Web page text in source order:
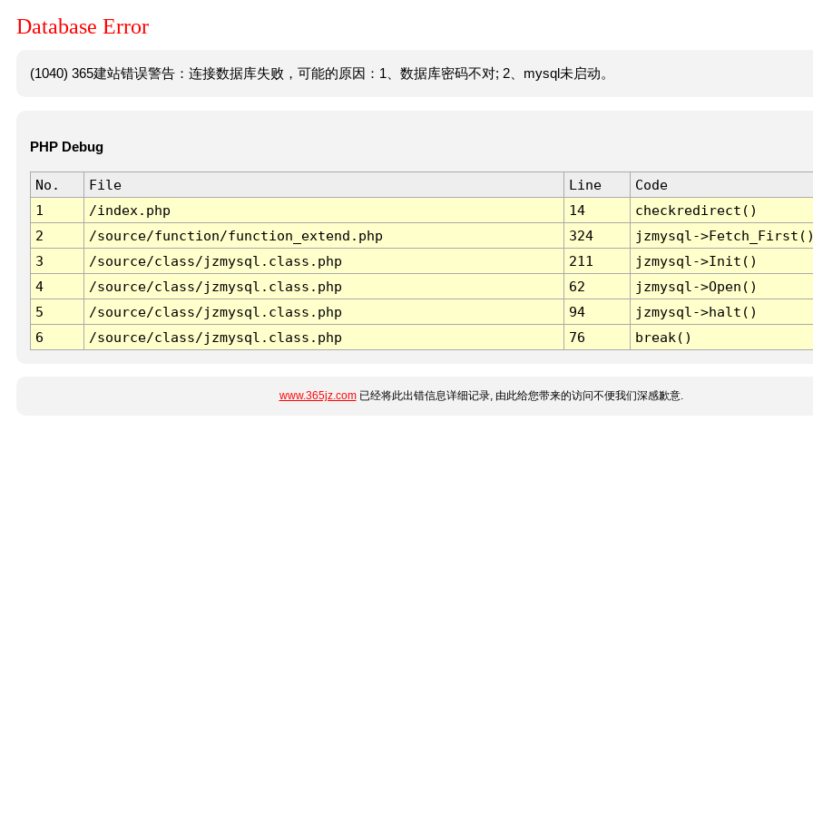
Database Error
(1040) 365建站错误警告：连接数据库失败，可能的原因：1、数据库密码不对; 2、mysql未启动。
PHP Debug
No. File Line
Code
1
/index.php 14
checkredirect()
2
/source/function/function_extend.php 324
jzmysql-
3
/source/class/jzmysql.class.php 211
jzmysql->Init()
4
/source/class/jzmysql.class.php 62
jzmysql->Open()
5
/source/class/jzmysql.class.php 94
jzmysql->halt()
6
/source/class/jzmysql.class.php 76 break()
www.365jz.com已经将此出错信息详细记录, 由此给您带来的访问不便我们深感歉意.